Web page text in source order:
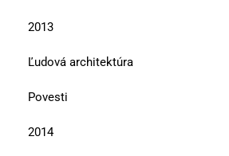
2013
Ľudová architektúra
Povesti
2014